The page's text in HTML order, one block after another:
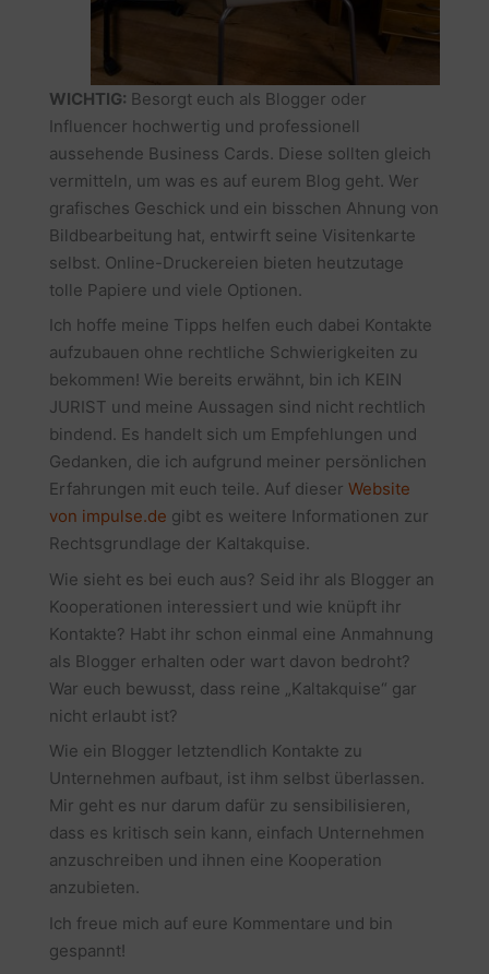
WICHTIG: Besorgt euch als Blogger oder
Influencer hochwertig und professionell
aussehende Business Cards. Diese sollten gleich
vermitteln, um was es auf eurem Blog geht. Wer
grafisches Geschick und ein bisschen Ahnung von
Bildbearbeitung hat, entwirft seine Visitenkarte
selbst. Online-Druckereien bieten heutzutage
tolle Papiere und viele Optionen.
Ich hoffe meine Tipps helfen euch dabei Kontakte
aufzubauen ohne rechtliche Schwierigkeiten zu
bekommen! Wie bereits erwähnt, bin ich KEIN
JURIST und meine Aussagen sind nicht rechtlich
bindend. Es handelt sich um Empfehlungen und
Gedanken, die ich aufgrund meiner persönlichen
Erfahrungen mit euch teile. Auf dieser Website
von impulse.de gibt es weitere Informationen zur
Rechtsgrundlage der Kaltakquise.
Wie sieht es bei euch aus? Seid ihr als Blogger an
Kooperationen interessiert und wie knüpft ihr
Kontakte? Habt ihr schon einmal eine Anmahnung
als Blogger erhalten oder wart davon bedroht?
War euch bewusst, dass reine „Kaltakquise“ gar
nicht erlaubt ist?
Wie ein Blogger letztendlich Kontakte zu
Unternehmen aufbaut, ist ihm selbst überlassen.
Mir geht es nur darum dafür zu sensibilisieren,
dass es kritisch sein kann, einfach Unternehmen
anzuschreiben und ihnen eine Kooperation
anzubieten.
Ich freue mich auf eure Kommentare und bin
gespannt!